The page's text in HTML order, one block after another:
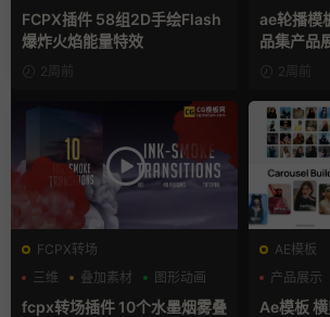
手绘风
FCPX插件 58组2D手绘Flash
爆炸火焰能量特效
2周前
产品展示
ae轮播模
品集产品
2周前
FCPX转场
三维
叠加素材 图形动画
fcpx转场插件 10个水墨烟雾叠
AE模板
产品展示
团队介绍
Ae模板